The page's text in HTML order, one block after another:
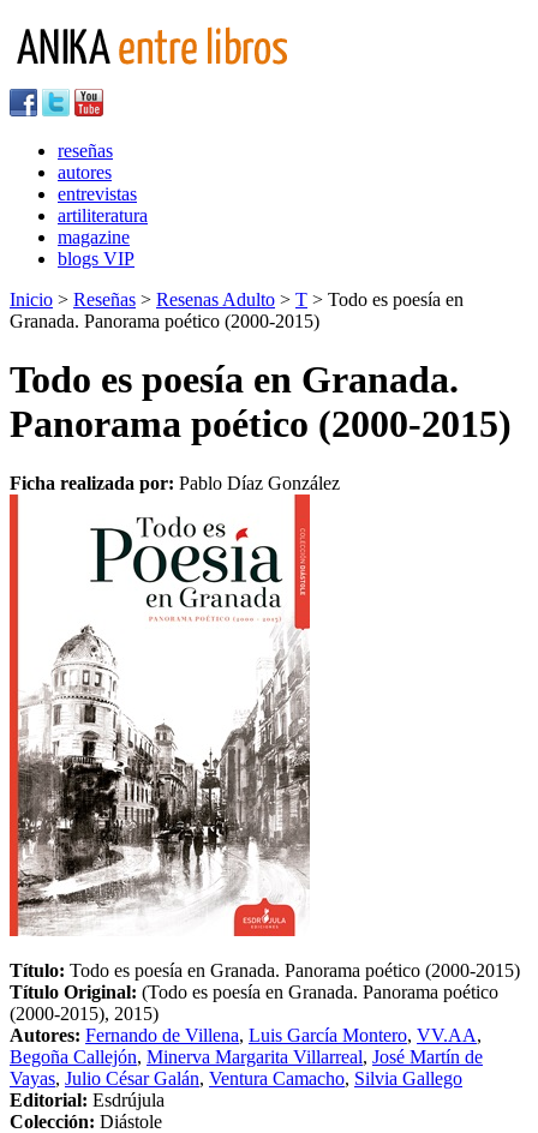
reseñas
autores
entrevistas
artiliteratura
magazine
blogs VIP
Inicio > Reseñas > Resenas Adulto > T > Todo es poesía en
Granada. Panorama poético (2000-2015)
Todo es poesía en Granada.
Panorama poético (2000-2015)
Ficha realizada por: Pablo Díaz González
Título: Todo es poesía en Granada. Panorama poético (2000-2015)
Título Original: (Todo es poesía en Granada. Panorama poético
(2000-2015), 2015)
Autores: Fernando de Villena, Luis García Montero, VV.AA,
Begoña Callejón, Minerva Margarita Villarreal, José Martín de
Vayas, Julio César Galán, Ventura Camacho, Silvia Gallego
Editorial: Esdrújula
Colección: Diástole